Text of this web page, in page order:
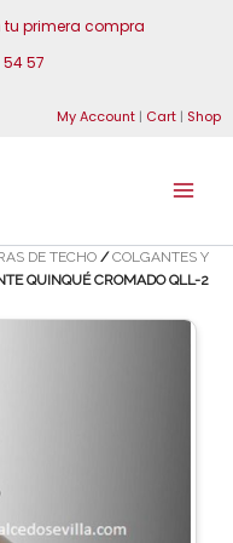
tu primera compra
54 57
My Account | Cart | Shop
DE TECHO /COLGANTES Y
QUINQUÉ CROMADO QLL-2